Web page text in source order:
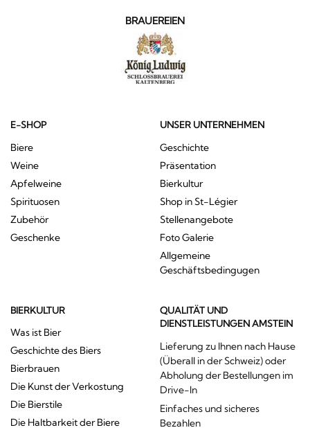
BRAUEREIEN
E-SHOP
Biere
Weine
Apfelweine
Spirituosen
Zubehör
Geschenke
UNSER UNTERNEHMEN
Geschichte
Präsentation
Bierkultur
Shop in St-Légier
Stellenangebote
Foto Galerie
Allgemeine
Geschäftsbedingugen
BIERKULTUR
Was ist Bier
Geschichte des Biers
Bierbrauen
Die Kunst der Verkostung
Die Bierstile
Die Haltbarkeit der Biere
QUALITÄT UND
DIENSTLEISTUNGEN AMSTEIN
Lieferung zu Ihnen nach Hause
(Überall in der Schweiz) oder
Abholung der Bestellungen im
Drive-In
Einfaches und sicheres
Bezahlen